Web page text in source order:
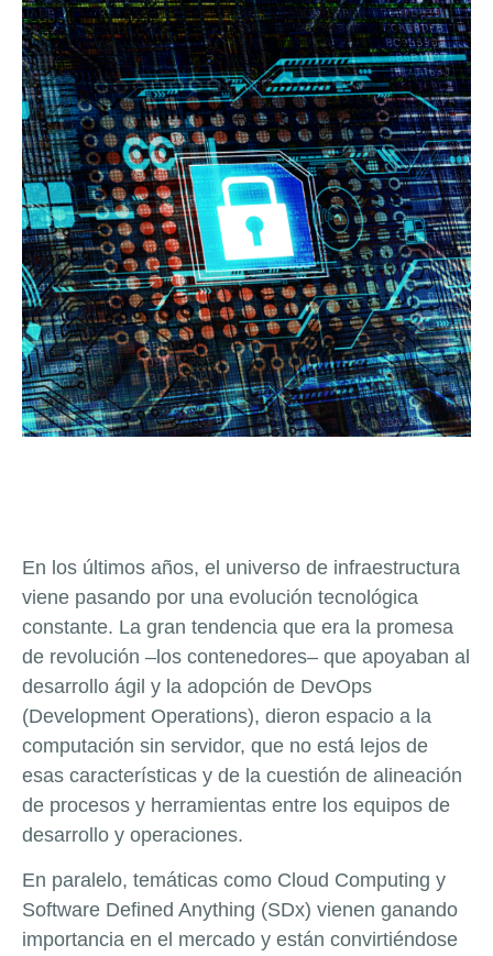
En los últimos años, el universo de infraestructura
viene pasando por una evolución tecnológica
constante. La gran tendencia que era la promesa
de revolución –los contenedores– que apoyaban al
desarrollo ágil y la adopción de DevOps
(Development Operations), dieron espacio a la
computación sin servidor, que no está lejos de
esas características y de la cuestión de alineación
de procesos y herramientas entre los equipos de
desarrollo y operaciones.
En paralelo, temáticas como Cloud Computing y
Software Defined Anything (SDx) vienen ganando
importancia en el mercado y están convirtiéndose